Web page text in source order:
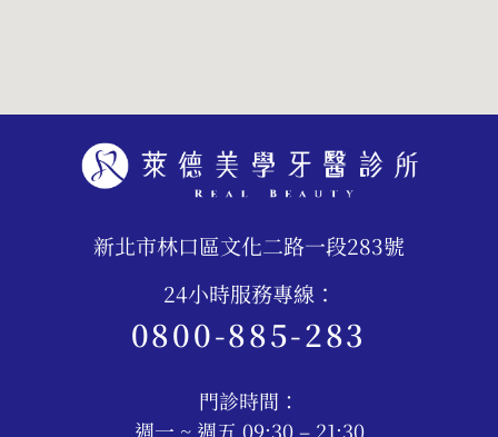
新北市林口區文化二路一段283號
24小時服務專線：
0800-885-283
門診時間：
週一 ~ 週五 09:30 – 21:30